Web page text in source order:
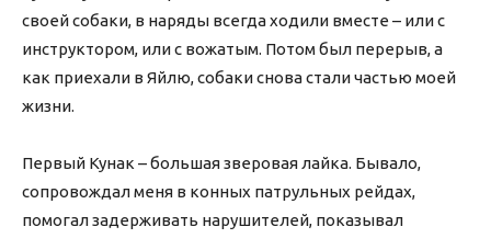
своей собаки, в наряды всегда ходили вместе – или с
инструктором, или с вожатым. Потом был перерыв, а
как приехали в Яйлю, собаки снова стали частью моей
жизни.
Первый Кунак – большая зверовая лайка. Бывало,
сопровождал меня в конных патрульных рейдах,
помогал задерживать нарушителей, показывал